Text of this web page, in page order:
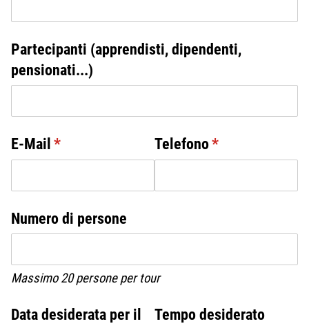
Partecipanti (apprendisti, dipendenti,
pensionati...)
E-Mail *
(erforderlich) Telefono*
(erforderlich)
Numero di persone
Massimo 20 persone per tour
Data desiderata per il
Tempo desiderato